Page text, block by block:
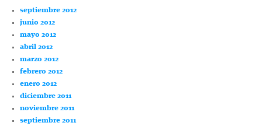
septiembre 2012
junio 2012
mayo 2012
abril 2012
marzo 2012
febrero 2012
enero 2012
diciembre 2011
noviembre 2011
septiembre 2011